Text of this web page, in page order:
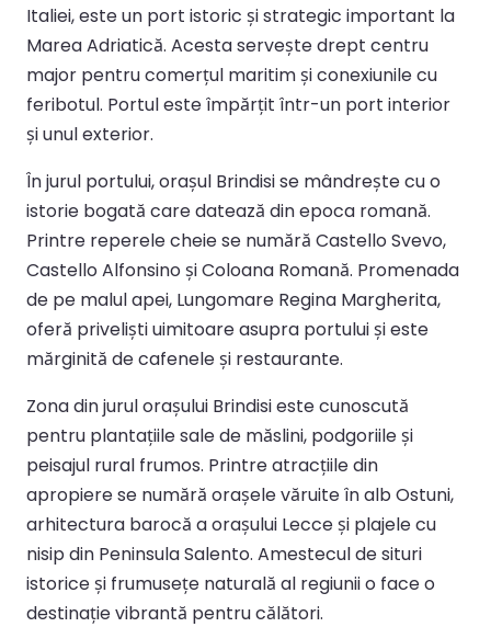
Italiei, este un port istoric și strategic important la
Marea Adriatică. Acesta servește drept centru
major pentru comerțul maritim și conexiunile cu
feribotul. Portul este împărțit într-un port interior
și unul exterior.
În jurul portului, orașul Brindisi se mândrește cu o
istorie bogată care datează din epoca romană.
Printre reperele cheie se numără Castello Svevo,
Castello Alfonsino și Coloana Romană. Promenada
de pe malul apei, Lungomare Regina Margherita,
oferă priveliști uimitoare asupra portului și este
mărginită de cafenele și restaurante.
Zona din jurul orașului Brindisi este cunoscută
pentru plantațiile sale de măslini, podgoriile și
peisajul rural frumos. Printre atracțiile din
apropiere se numără orașele văruite în alb Ostuni,
arhitectura barocă a orașului Lecce și plajele cu
nisip din Peninsula Salento. Amestecul de situri
istorice și frumusețe naturală al regiunii o face o
destinație vibrantă pentru călători.